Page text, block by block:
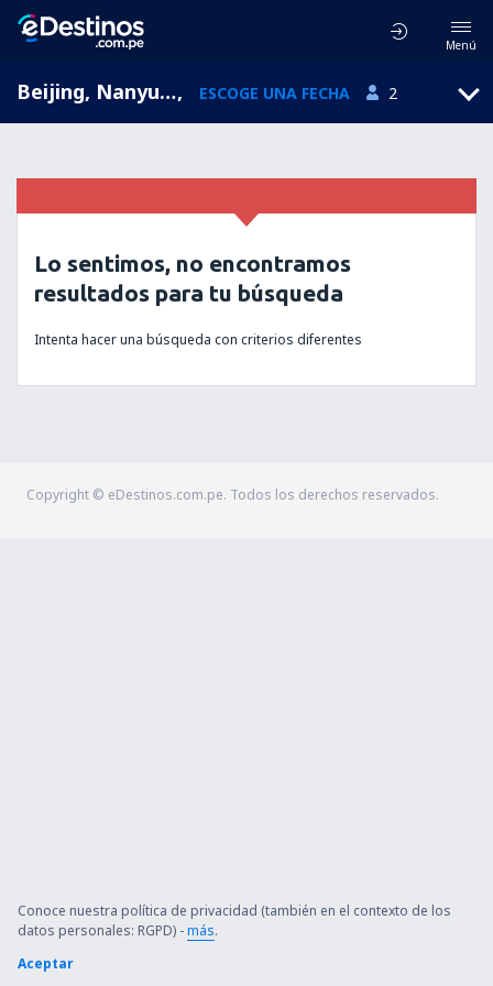
Menú
Beijing, Nanyuan, Beijing, China (NAY), ESCOGE UNA FECHA 2
Lo sentimos, no encontramos
resultados para tu búsqueda
Intenta hacer una búsqueda con criterios diferentes
Copyright © eDestinos.com.pe. Todos los derechos reservados.
Conoce nuestra política de privacidad (también en el contexto de los
datos personales: RGPD) -más.
Aceptar